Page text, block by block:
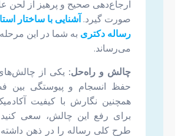
ارجاع‌دهی صحیح و پرهیز از لحن
صورت گیرد. آشنایی با ساختار
رساله دکتری به شما در این
می‌رساند.
چالش و راه‌حل: یکی از
حفظ انسجام و پیوستگی بین
همچنین نگارش با کیفیت
برای رفع این چالش، سعی کنید
طرح کلی رساله را در ذهن داشته